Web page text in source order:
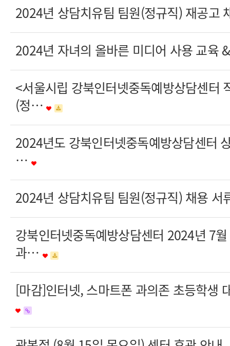
2024년 상담치유팀 팀원(정규직) 재공
2024년 자녀의 올바른 미디어 사용 교
<서울시립 강북인터넷중독예방상담센터
(정…
2024년도 강북인터넷중독예방상담센터
…
2024년 상담치유팀 팀원(정규직) 채용
강북인터넷중독예방상담센터 2024년 7
과…
[마감]인터넷, 스마트폰 과의존 초등학생